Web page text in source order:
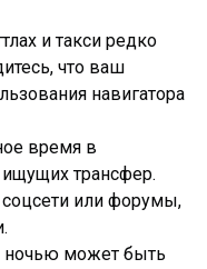
и такси редко
что ваш
навигатора
время в
ищущих трансфер.
соцсети или форумы,
ночью может быть